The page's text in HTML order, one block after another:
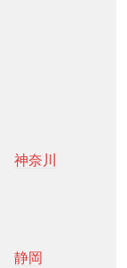
神奈川
静岡